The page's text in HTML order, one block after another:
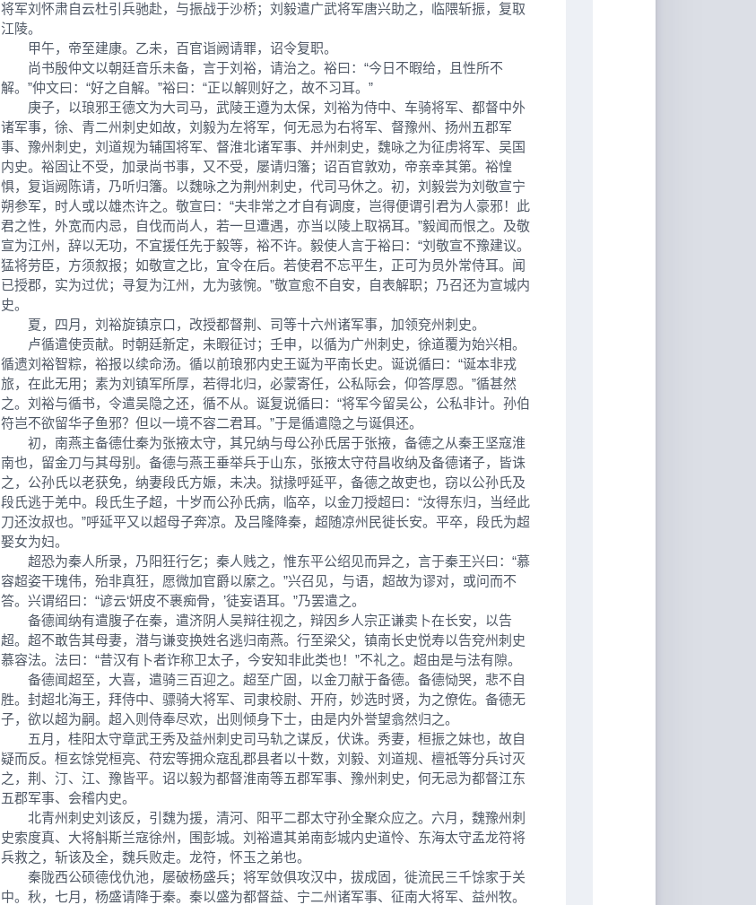
将军刘怀肃自云杜引兵驰赴，与振战于沙桥；刘毅遣广武将军唐兴助之，临隈斩振，复取
江陵。
甲午，帝至建康。乙未，百官诣阙请罪，诏令复职。
尚书殷仲文以朝廷音乐未备，言于刘裕，请治之。裕曰：“今日不暇给，且性所不
解。”仲文曰：“好之自解。”裕曰：“正以解则好之，故不习耳。”
庚子，以琅邪王德文为大司马，武陵王遵为太保，刘裕为侍中、车骑将军、都督中外
诸军事，徐、青二州刺史如故，刘毅为左将军，何无忌为右将军、督豫州、扬州五郡军
事、豫州刺史，刘道规为辅国将军、督淮北诸军事、并州刺史，魏咏之为征虏将军、吴国
内史。裕固让不受，加录尚书事，又不受，屡请归籓；诏百官敦劝，帝亲幸其第。裕惶
惧，复诣阙陈请，乃听归籓。以魏咏之为荆州刺史，代司马休之。初，刘毅尝为刘敬宣宁
朔参军，时人或以雄杰许之。敬宣曰：“夫非常之才自有调度，岂得便谓引君为人豪邪！此
君之性，外宽而内忌，自伐而尚人，若一旦遭遇，亦当以陵上取祸耳。”毅闻而恨之。及敬
宣为江州，辞以无功，不宜援任先于毅等，裕不许。毅使人言于裕曰：“刘敬宣不豫建议。
猛将劳臣，方须叙报；如敬宣之比，宜令在后。若使君不忘平生，正可为员外常侍耳。闻
已授郡，实为过优；寻复为江州，尢为骇惋。”敬宣愈不自安，自表解职；乃召还为宣城内
史。
夏，四月，刘裕旋镇京口，改授都督荆、司等十六州诸军事，加领兗州刺史。
卢循遣使贡献。时朝廷新定，未暇征讨；壬申，以循为广州刺史，徐道覆为始兴相。
循遗刘裕智粽，裕报以续命汤。循以前琅邪内史王诞为平南长史。诞说循曰：“诞本非戎
旅，在此无用；素为刘镇军所厚，若得北归，必蒙寄任，公私际会，仰答厚恩。”循甚然
之。刘裕与循书，令遣吴隐之还，循不从。诞复说循曰：“将军今留吴公，公私非计。孙伯
符岂不欲留华子鱼邪？但以一境不容二君耳。”于是循遣隐之与诞俱还。
初，南燕主备德仕秦为张掖太守，其兄纳与母公孙氏居于张掖，备德之从秦王坚寇淮
南也，留金刀与其母别。备德与燕王垂举兵于山东，张掖太守苻昌收纳及备德诸子，皆诛
之，公孙氏以老获免，纳妻段氏方娠，未决。狱掾呼延平，备德之故吏也，窃以公孙氏及
段氏逃于羌中。段氏生子超，十岁而公孙氏病，临卒，以金刀授超曰：“汝得东归，当经此
刀还汝叔也。”呼延平又以超母子奔凉。及吕隆降秦，超随凉州民徙长安。平卒，段氏为超
娶女为妇。
超恐为秦人所录，乃阳狂行乞；秦人贱之，惟东平公绍见而异之，言于秦王兴曰：“慕
容超姿干瑰伟，殆非真狂，愿微加官爵以縻之。”兴召见，与语，超故为谬对，或问而不
答。兴谓绍曰：“谚云‘妍皮不裹痴骨，’徒妄语耳。”乃罢遣之。
备德闻纳有遣腹子在秦，遣济阴人吴辩往视之，辩因乡人宗正谦卖卜在长安，以告
超。超不敢告其母妻，潜与谦变换姓名逃归南燕。行至梁父，镇南长史悦寿以告兗州刺史
慕容法。法曰：“昔汉有卜者诈称卫太子，今安知非此类也！”不礼之。超由是与法有隙。
备德闻超至，大喜，遣骑三百迎之。超至广固，以金刀献于备德。备德恸哭，悲不自
胜。封超北海王，拜侍中、骠骑大将军、司隶校尉、开府，妙选时贤，为之僚佐。备德无
子，欲以超为嗣。超入则侍奉尽欢，出则倾身下士，由是内外誉望翕然归之。
五月，桂阳太守章武王秀及益州刺史司马轨之谋反，伏诛。秀妻，桓振之妹也，故自
疑而反。桓玄馀党桓亮、苻宏等拥众寇乱郡县者以十数，刘毅、刘道规、檀祗等分兵讨灭
之，荆、汀、江、豫皆平。诏以毅为都督淮南等五郡军事、豫州刺史，何无忌为都督江东
五郡军事、会稽内史。
北青州刺史刘该反，引魏为援，清河、阳平二郡太守孙全聚众应之。六月，魏豫州刺
史索度真、大将斛斯兰寇徐州，围彭城。刘裕遣其弟南彭城内史道怜、东海太守孟龙符将
兵救之，斩该及全，魏兵败走。龙符，怀玉之弟也。
秦陇西公硕德伐仇池，屡破杨盛兵；将军敛俱攻汉中，拔成固，徙流民三千馀家于关
中。秋，七月，杨盛请降于秦。秦以盛为都督益、宁二州诸军事、征南大将军、益州牧。